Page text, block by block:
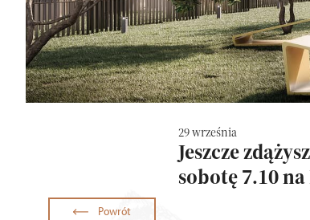
29 września
Jeszcze
sobotę 7.10
Powrót